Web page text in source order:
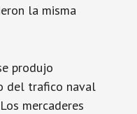
la misma
produjo
del trafico naval
mercaderes